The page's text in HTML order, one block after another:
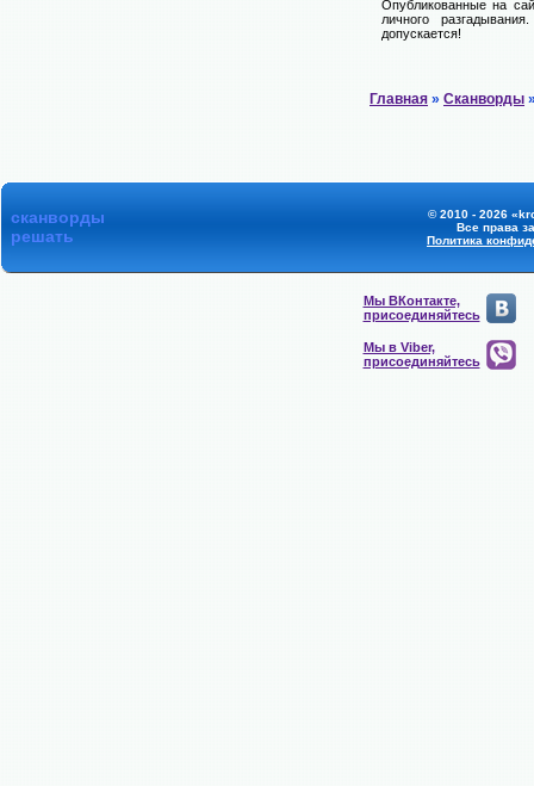
Опубликованные на
личного
допускается!
Главная » Сканворды
сканворды
решать
© 2010 - 2026
Все права
Политика
Мы ВКонтакте,
присоединяйтесь
Мы в Viber,
присоединяйтесь